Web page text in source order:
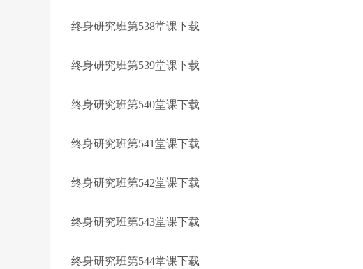
终身研究班第538堂课下载
终身研究班第539堂课下载
终身研究班第540堂课下载
终身研究班第541堂课下载
终身研究班第542堂课下载
终身研究班第543堂课下载
终身研究班第544堂课下载